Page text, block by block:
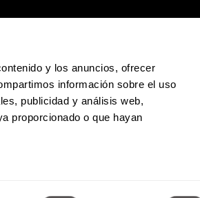
y los anuncios, ofrecer
información sobre el uso
publicidad y análisis web,
proporcionado o que hayan